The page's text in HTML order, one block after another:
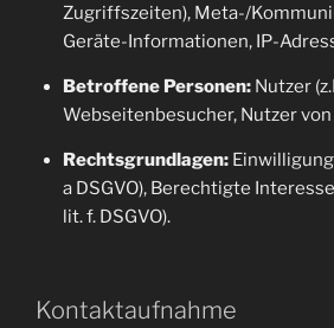
Zugriffszeiten), Meta-/
Geräte-Informationen, IP-
Betroffene Personen:Nutzer
Webseitenbesucher, Nutzer
Rechtsgrundlagen:Einwilligung
a DSGVO), Berechtigte
lit. f. DSGVO).
Kontaktaufnahme